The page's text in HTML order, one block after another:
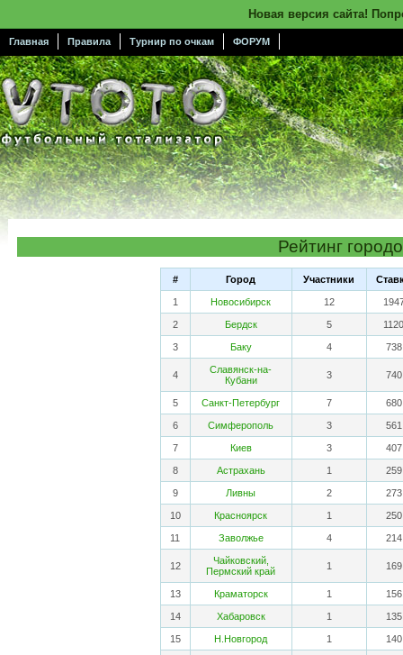
Новая версия сайта!
Главная Правила Турнир по очкам ФОРУМ
Рейтинг
# Город Участники
1 Новосибирск 12
2 Бердск 5
3 Баку 4 738
4
Славянск-на-
Кубани
3 740
5 Санкт-Петербург 7 680
6 Симферополь 3 561
7 Киев 3 407
8 Астрахань 1 259
9 Ливны 2 273
10 Красноярск 1 250
11 Заволжье 4 214
12
Чайковский,
Пермский край
1 169
13 Краматорск 1 156
14 Хабаровск 1 135
15 Н.Новгород 1 140